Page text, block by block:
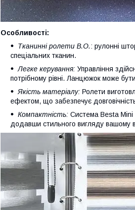
Особливості:
Тканинні ролети B.O.: рулонні
спеціальних тканин.
Легке керування: Управління
потрібному рівні. Ланцюжок може
Якість матеріалу: Ролети
ефектом, що забезпечує
Компактність: Система Besta Mini
додавши стильного вигляду вашому